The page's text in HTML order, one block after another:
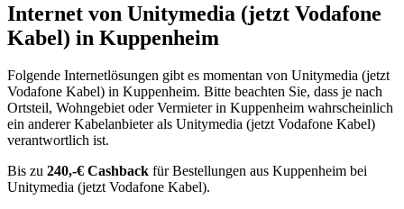
Internet von Unitymedia (jetzt Vodafone
Kabel) in Kuppenheim
Folgende Internetlösungen gibt es momentan von Unitymedia (jetzt
Vodafone Kabel) in Kuppenheim. Bitte beachten Sie, dass je nach
Ortsteil, Wohngebiet oder Vermieter in Kuppenheim wahrscheinlich
ein anderer Kabelanbieter als Unitymedia (jetzt Vodafone Kabel)
verantwortlich ist.
Bis zu 240,-€ Cashback für Bestellungen aus Kuppenheim bei
Unitymedia (jetzt Vodafone Kabel).